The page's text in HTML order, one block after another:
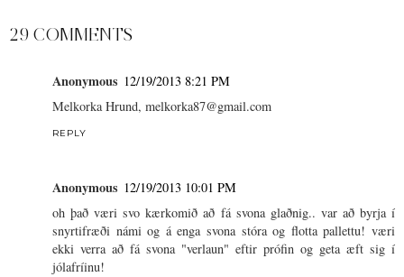
29 COMMENTS
Anonymous 12/19/2013 8:21 PM
Melkorka Hrund, melkorka87@gmail.com
REPLY
Anonymous 12/19/2013 10:01 PM
oh það væri svo kærkomið að fá svona glaðnig.. var að byrja í
snyrtifræði námi og á enga svona stóra og flotta pallettu! væri
ekki verra að fá svona "verlaun" eftir prófin og geta æft sig í
jólafríinu!